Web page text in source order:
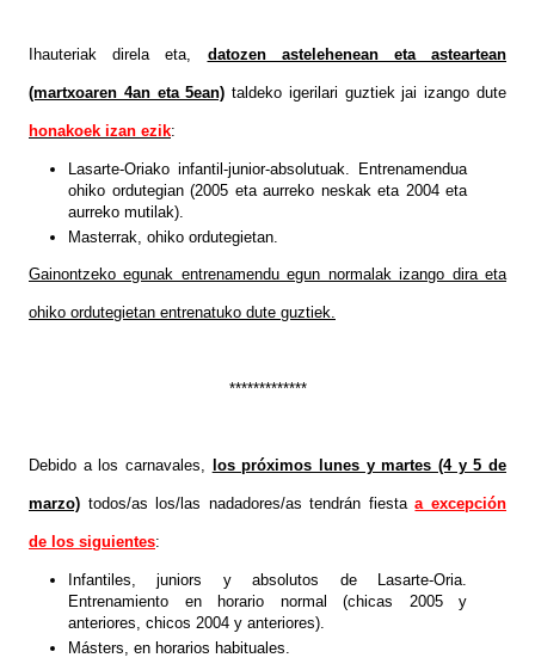
Ihauteriak direla eta, datozen astelehenean eta asteartean
(martxoaren 4an eta 5ean) taldeko igerilari guztiek jai izango dute
honakoek izan ezik:
Lasarte-Oriako infantil-junior-absolutuak. Entrenamendua
ohiko ordutegian (2005 eta aurreko neskak eta 2004 eta
aurreko mutilak).
Masterrak, ohiko ordutegietan.
Gainontzeko egunak entrenamendu egun normalak izango dira eta
ohiko ordutegietan entrenatuko dute guztiek.
*************
Debido a los carnavales, los próximos lunes y martes (4 y 5 de
marzo) todos/as los/las nadadores/as tendrán fiestaa excepción
de los siguientes:
Infantiles, juniors y absolutos de Lasarte-Oria.
Entrenamiento en horario normal (chicas 2005 y
anteriores, chicos 2004 y anteriores).
Másters, en horarios habituales.